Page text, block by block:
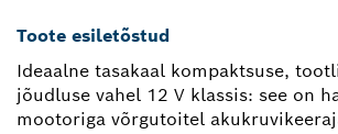
Toote esiletõstud
Ideaalne tasakaal kompaktsuse,
jõudluse vahel 12 V klassis: see on
mootoriga võrgutoitel